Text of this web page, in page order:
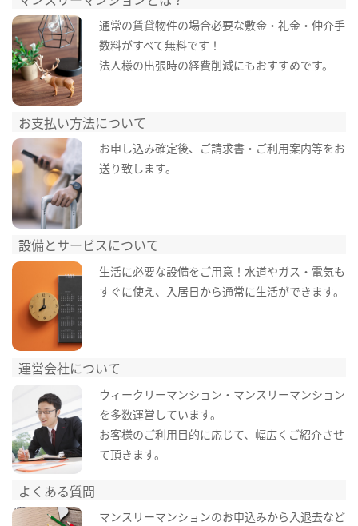
通常の賃貸物件の場合必要な敷金・礼金・仲介手
数料がすべて無料です！
法人様の出張時の経費削減にもおすすめです。
お支払い方法について
お申し込み確定後、ご請求書・ご利用案内等をお
送り致します。
設備とサービスについて
生活に必要な設備をご用意！水道やガス・電気も
すぐに使え、入居日から通常に生活ができます。
運営会社について
ウィークリーマンション・マンスリーマンション
を多数運営しています。
お客様のご利用目的に応じて、幅広くご紹介させ
て頂きます。
よくある質問
マンスリーマンションのお申込みから入退去など